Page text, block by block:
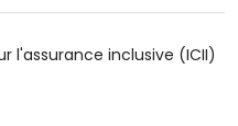
l'assurance inclusive (ICII)